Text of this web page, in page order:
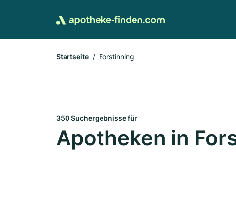
Startseite Forstinning
350 Suchergebnisse für
Apotheken in